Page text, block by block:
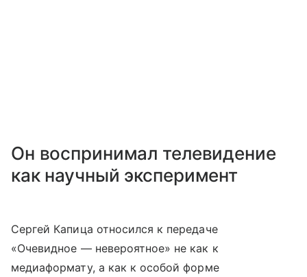
Он воспринимал телевидение
как научный эксперимент
Сергей Капица относился к передаче
«Очевидное — невероятное» не как к
медиаформату, а как к особой форме